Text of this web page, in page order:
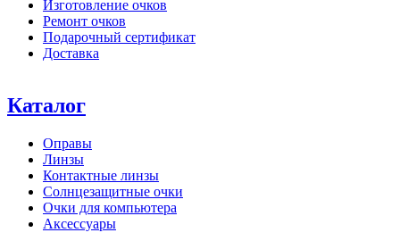
Изготовление очков
Ремонт очков
Подарочный сертификат
Доставка
Каталог
Оправы
Линзы
Контактные линзы
Солнцезащитные очки
Очки для компьютера
Аксессуары